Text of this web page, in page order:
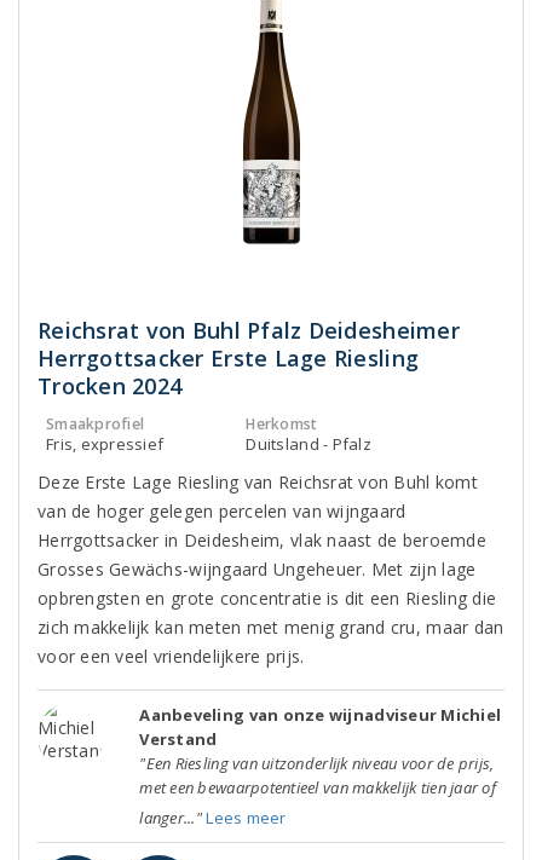
Reichsrat von Buhl Pfalz Deidesheimer
Herrgottsacker Erste Lage Riesling
Trocken 2024
Smaakprofiel
Fris, expressief
Herkomst
Duitsland - Pfalz
Deze Erste Lage Riesling van Reichsrat von Buhl komt
van de hoger gelegen percelen van wijngaard
Herrgottsacker in Deidesheim, vlak naast de beroemde
Grosses Gewächs-wijngaard Ungeheuer. Met zijn lage
opbrengsten en grote concentratie is dit een Riesling die
zich makkelijk kan meten met menig grand cru, maar dan
voor een veel vriendelijkere prijs.
Aanbeveling van onze wijnadviseur Michiel
Verstand
"Een Riesling van uitzonderlijk niveau voor de prijs,
met een bewaarpotentieel van makkelijk tien jaar of
langer..."Lees meer